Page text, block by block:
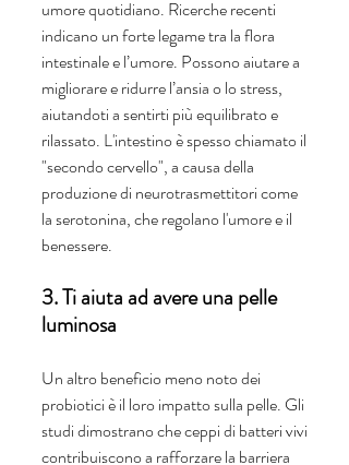
umore quotidiano. Ricerche recenti
indicano un forte legame tra la flora
intestinale e l’umore. Possono aiutare a
migliorare e ridurre l’ansia o lo stress,
aiutandoti a sentirti più equilibrato e
rilassato. L'intestino è spesso chiamato il
"secondo cervello", a causa della
produzione di neurotrasmettitori come
la serotonina, che regolano l'umore e il
benessere.
3. Ti aiuta ad avere una pelle
luminosa
Un altro beneficio meno noto dei
probiotici è il loro impatto sulla pelle. Gli
studi dimostrano che ceppi di batteri vivi
contribuiscono a rafforzare la barriera